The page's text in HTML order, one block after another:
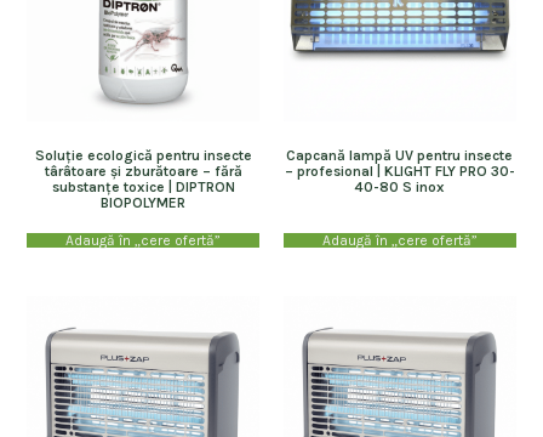
Soluție ecologică pentru insecte
târâtoare și zburătoare – fără
substanțe toxice | DIPTRON
BIOPOLYMER
Adaugă în „cere ofertă”
Capcană lampă UV pentru insecte
– profesional | KLIGHT FLY PRO 30-
40-80 S inox
Adaugă în „cere ofertă”